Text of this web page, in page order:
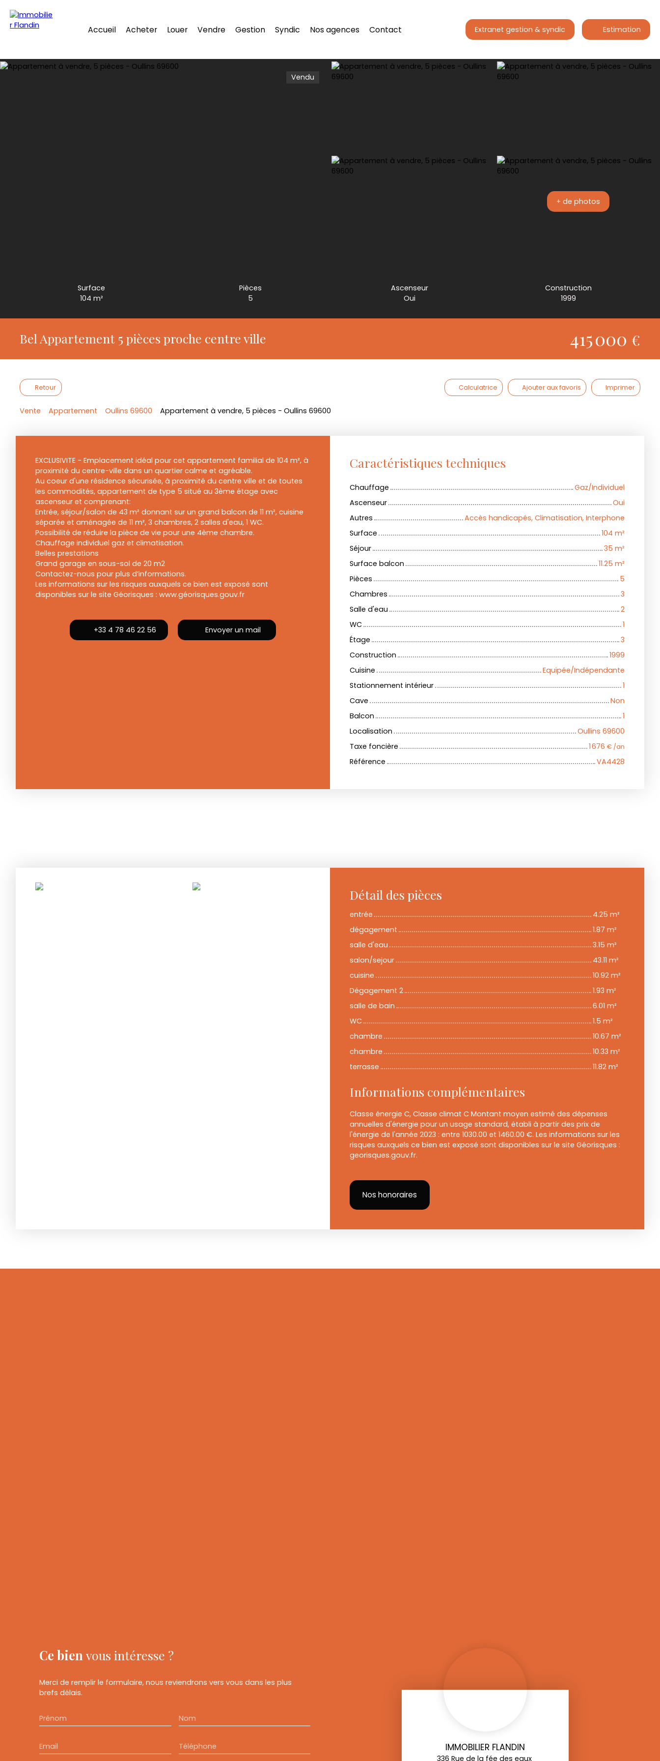
Accueil Acheter Louer Vendre Gestion Syndic Nos agences Contact Extranet gestion & syndic Estimation
Vendu
+ de photos
Surface
104 m²
Pièces
5
Ascenseur
Oui
Construction
1999
Bel Appartement 5 pièces proche centre ville 415 000 €
Retour Calculatrice Ajouter aux favoris Imprimer
Vente Appartement Oullins 69600 Appartement à vendre, 5 pièces - Oullins 69600
EXCLUSIVITE - Emplacement idéal pour cet appartement familial de 104 m², à
proximité du centre-ville dans un quartier calme et agréable.
Au coeur d'une résidence sécurisée, à proximité du centre ville et de toutes
les commodités, appartement de type 5 situé au 3ème étage avec
ascenseur et comprenant:
Entrée, séjour/salon de 43 m² donnant sur un grand balcon de 11 m², cuisine
séparée et aménagée de 11 m², 3 chambres, 2 salles d'eau, 1 WC.
Possibilité de réduire la pièce de vie pour une 4ème chambre.
Chauffage individuel gaz et climatisation.
Belles prestations
Grand garage en sous-sol de 20 m2
Contactez-nous pour plus d’informations.
Les informations sur les risques auxquels ce bien est exposé sont
disponibles sur le site Géorisques : www.géorisques.gouv.fr
+33 4 78 46 22 56 Envoyer un mail
Caractéristiques techniques
Chauffage
Gaz/Individuel
Ascenseur
Oui
Autres
Accès handicapés, Climatisation, Interphone
Surface
104 m²
Séjour
35 m²
Surface balcon
11.25 m²
Pièces
5
Chambres
3
Salle d'eau
2
WC
1
Étage
3
Construction
1999
Cuisine
Equipée/Indépendante
Stationnement intérieur
1
Cave
Non
Balcon
1
Localisation
Oullins 69600
Taxe foncière
1 676 € /an
Référence VA4428
Détail des pièces
entrée
4.25 m²
dégagement
1.87 m²
salle d'eau
3.15 m²
salon/sejour
43.11 m²
cuisine
10.92 m²
Dégagement 2
1.93 m²
salle de bain
6.01 m²
WC
1.5 m²
chambre
10.67 m²
chambre
10.33 m²
terrasse
11.82 m²
Informations complémentaires
Classe énergie C, Classe climat C Montant moyen estimé des dépenses
annuelles d'énergie pour un usage standard, établi à partir des prix de
l'énergie de l'année 2023 : entre 1030.00 et 1460.00 €. Les informations sur les
risques auxquels ce bien est exposé sont disponibles sur le site Géorisques :
georisques.gouv.fr.
Nos honoraires
Ce bien vous intéresse ?
Merci de remplir le formulaire, nous reviendrons vers vous dans les plus
brefs délais.
Prénom Nom
Email Téléphone IMMOBILIER FLANDIN
336 Rue de la fée des eaux